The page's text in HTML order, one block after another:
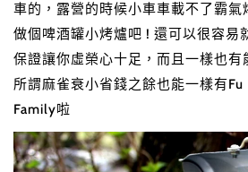
車的，露營的時候小車車載不了霸氣
做個啤酒罐小烤爐吧 ! 還可以很容易
保證讓你虛榮心十足，而且一樣也有
所謂麻雀衰小省錢之餘也能一樣有
Family啦